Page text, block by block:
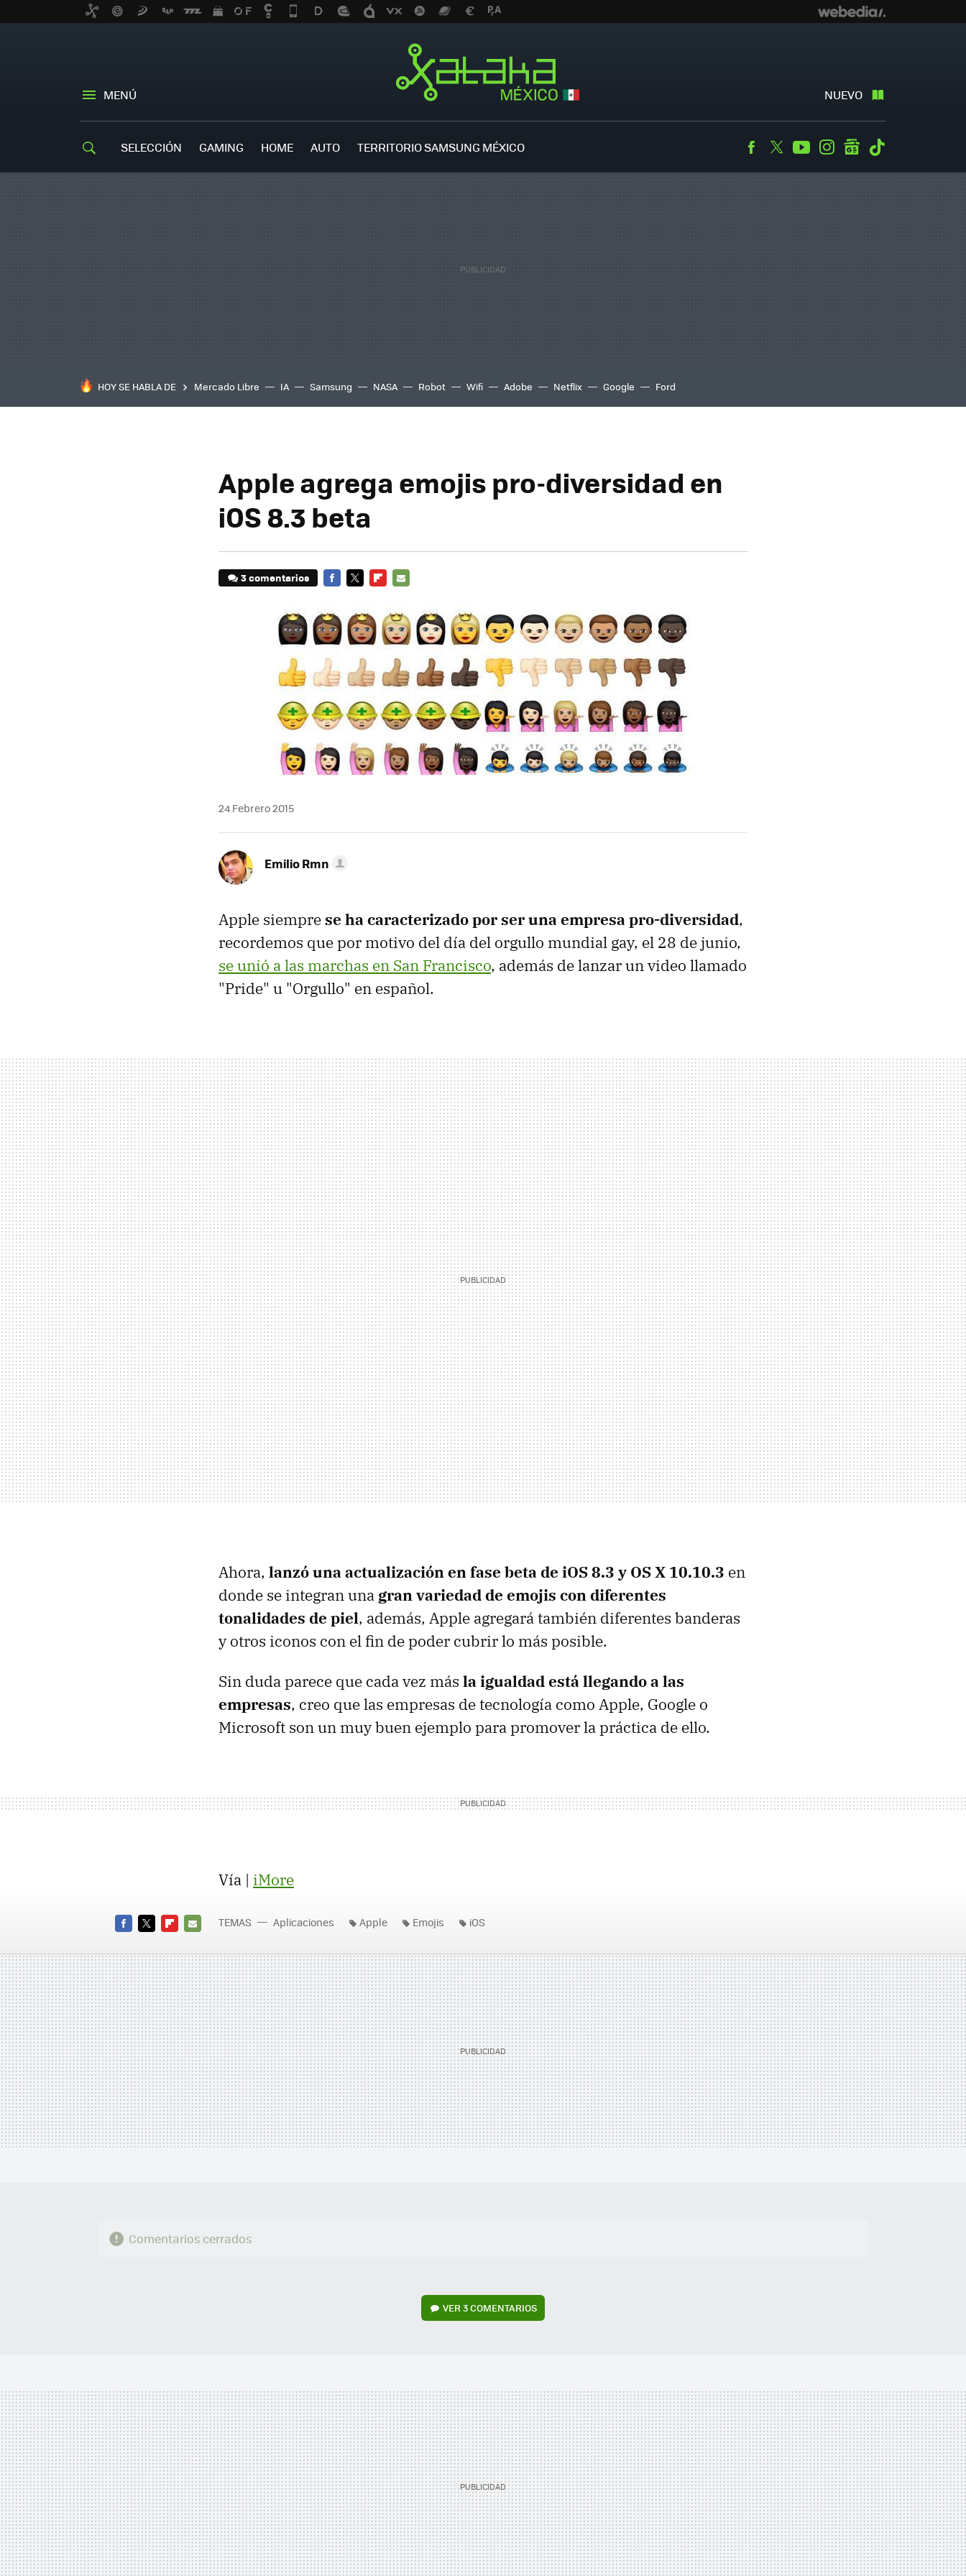
MENÚ NUEVO
SELECCIÓN GAMING HOME AUTO TERRITORIO SAMSUNG MÉXICO Facebook
TwitterYoutubeInstagramgooglenews
HOY SE HABLA DE Mercado Libre IA Samsung NASA Robot Wifi Adobe Netflix Google Ford
Apple agrega emojis pro-diversidad en
iOS 8.3 beta
3 comentarios
MAIL
24 Febrero 2015
Emilio Rmn
Apple siemprese ha caracterizado por ser una empresa pro-diversidad,
recordemos que por motivo del día del orgullo mundial gay, el 28 de junio,
se unió a las marchas en San Francisco, además de lanzar un video llamado
"Pride" u "Orgullo" en español.
Ahora, lanzó una actualización en fase beta de iOS 8.3 y OS X 10.10.3 en
donde se integran una gran variedad de emojis con diferentes
tonalidades de piel, además, Apple agregará también diferentes banderas
y otros iconos con el fin de poder cubrir lo más posible.
Sin duda parece que cada vez más la igualdad está llegando a las
empresas, creo que las empresas de tecnología como Apple, Google o
Microsoft son un muy buen ejemplo para promover la práctica de ello.
Vía | iMore
MAIL
TEMAS Aplicaciones Apple Emojis iOS
Comentarios cerrados
VER3 COMENTARIOS